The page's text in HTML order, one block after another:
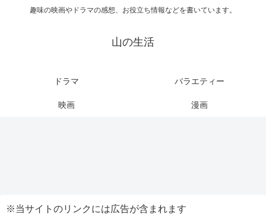
趣味の映画やドラマの感想、お役立ち情報などを書いています。
山の生活
ドラマ バラエティー
映画 漫画
※当サイトのリンクには広告が含まれます